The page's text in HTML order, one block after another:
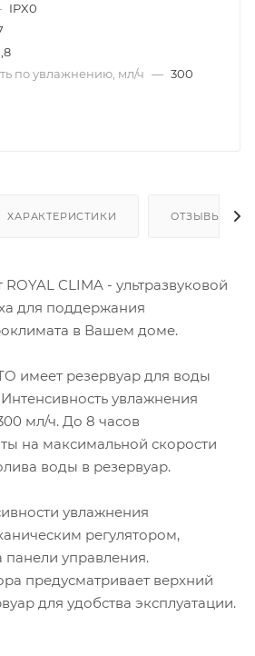
IPX0
по увлажнению, мл/ч — 300
ХАРАКТЕРИСТИКИ ОТЗЫВЫ
ROYAL CLIMA - ультразвуковой
для поддержания
в Вашем доме.
имеет резервуар для воды
увлажнения
мл/ч. До 8 часов
на максимальной скорости
воды в резервуар.
увлажнения
регулятором,
управления.
предусматривает верхний
для удобства эксплуатации.